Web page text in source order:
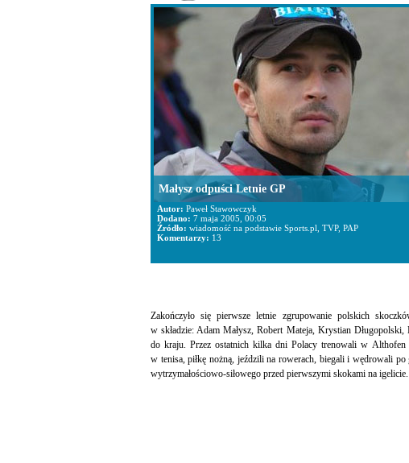
Zakończyło się pierwsze letnie zgrupowanie polskich
w składzie: Adam Małysz, Robert Mateja, Krystian
do kraju. Przez ostatnich kilka dni Polacy trenowali w
w tenisa, piłkę nożną, jeździli na rowerach, biegali i wędrowali
wytrzymałościowo-siłowego przed pierwszymi skokami na igelicie.
Małysz odpuści Letnie GP
Autor: Paweł Stawowczyk
Dodano: 7 maja 2005, 00:05
Źródło: wiadomość na podstawie Sports.pl, TVP, PAP
Komentarzy: 13